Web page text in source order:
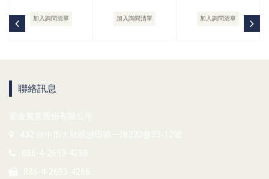
加入詢問清單 加入詢問清單 加入詢問清單
聯絡訊息